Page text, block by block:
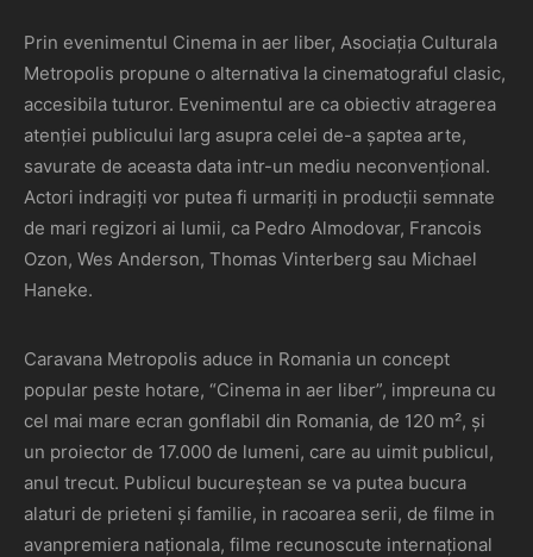
Prin evenimentul Cinema in aer liber, Asociația Culturala
Metropolis propune o alternativa la cinematograful clasic,
accesibila tuturor. Evenimentul are ca obiectiv atragerea
atenției publicului larg asupra celei de-a șaptea arte,
savurate de aceasta data intr-un mediu neconvențional.
Actori indragiți vor putea fi urmariți in producții semnate
de mari regizori ai lumii, ca Pedro Almodovar, Francois
Ozon, Wes Anderson, Thomas Vinterberg sau Michael
Haneke.
Caravana Metropolis aduce in Romania un concept
popular peste hotare, “Cinema in aer liber”, impreuna cu
cel mai mare ecran gonflabil din Romania, de 120 m², și
un proiector de 17.000 de lumeni, care au uimit publicul,
anul trecut. Publicul bucureștean se va putea bucura
alaturi de prieteni și familie, in racoarea serii, de filme in
avanpremiera naționala, filme recunoscute internațional